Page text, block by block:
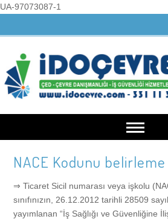
UA-97073087-1
Anasayfa
Kurumsal
NACE Kodunu belirleme
⇒ Ticaret Sicil numarası veya işkolu
sınıfınızın, 26.12.2012 tarihli 28509
yayımlanan “İş Sağlığı ve Güvenliğine